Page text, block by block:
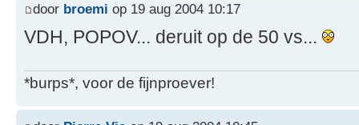
door broemi op 19 aug 2004 10:17
VDH, POPOV... deruit op de 50 vs...
*burps*, voor de fijnproever!